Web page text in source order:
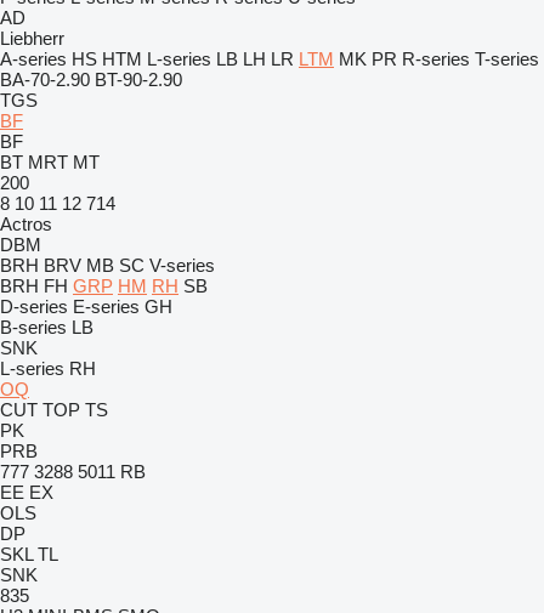
AD
Liebherr
A-series HS HTM L-series LB LH LR LTM MK PR R-series T-series
BA-70-2.90 BT-90-2.90
TGS
BF
BF
BT MRT MT
200
8 10 11 12 714
Actros
DBM
BRH BRV MB SC V-series
BRH FH GRP HM RH SB
D-series E-series GH
B-series LB
SNK
L-series RH
OQ
CUT TOP TS
PK
PRB
777 3288 5011 RB
EE EX
OLS
DP
SKL TL
SNK
835